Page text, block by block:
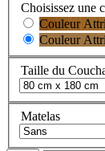
Choisissez une
Couleur
Couleur
Taille du
Matelas